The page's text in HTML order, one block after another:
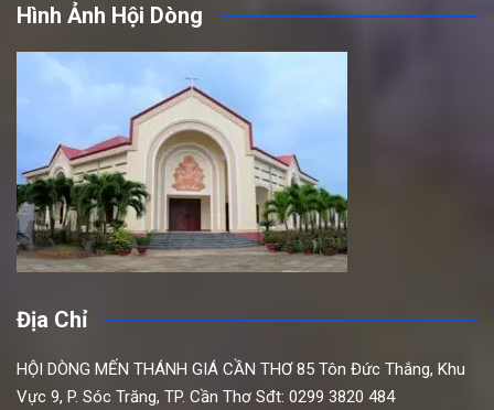
Hình Ảnh Hội Dòng
Địa Chỉ
HỘI DÒNG MẾN THÁNH GIÁ CẦN THƠ 85 Tôn Đức Thắng, Khu
Vực 9, P. Sóc Trăng, TP. Cần Thơ Sđt: 0299 3820 484